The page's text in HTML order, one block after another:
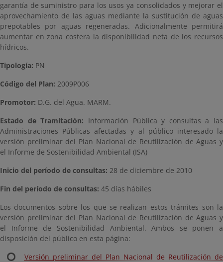
garantía de suministro para los usos ya consolidados y mejorar el
aprovechamiento de las aguas mediante la sustitución de aguas
prepotables por aguas regeneradas. Adicionalmente permitirá
aumentar en zona costera la disponibilidad neta de los recursos
hídricos.
Tipología: PN
Código del Plan: 2009P006
Promotor: D.G. del Agua. MARM.
Estado de Tramitación: Información Pública y consultas a las
Administraciones Públicas afectadas y al público interesado la
versión preliminar del Plan Nacional de Reutilización de Aguas y
el Informe de Sostenibilidad Ambiental (ISA)
Inicio del período de consultas: 28 de diciembre de 2010
Fin del período de consultas: 45 días hábiles
Los documentos sobre los que se realizan estos trámites son la
versión preliminar del Plan Nacional de Reutilización de Aguas y
el Informe de Sostenibilidad Ambiental. Ambos se ponen a
disposición del público en esta página:
Versión preliminar del Plan Nacional de Reutilización de